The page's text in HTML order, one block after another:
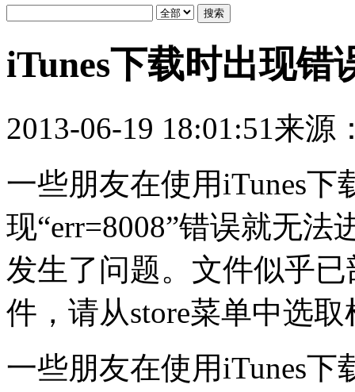
iTunes下载时出现错
2013-06-19 18:01:51来源
一些朋友在使用iTunes
现“err=8008”错误就无
发生了问题。文件似乎
件，请从store菜单中选
一些朋友在使用iTunes